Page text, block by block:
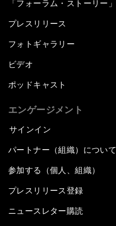
「フォーラム・ストーリー」
プレスリリース
フォトギャラリー
ビデオ
ポッドキャスト
エンゲージメント
サインイン
パートナー（組織）について
参加する（個人、組織）
プレスリリース登録
ニュースレター購読